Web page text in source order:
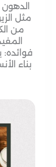
مثل
من
بناء